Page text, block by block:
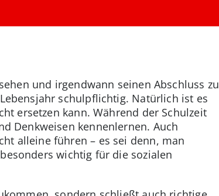
und irgendwann seinen Abschluss zu
schulpflichtig. Natürlich ist es
ersetzen kann. Während der Schulzeit
Denkweisen kennenlernen. Auch
alleine führen – es sei denn, man
wichtig für die sozialen